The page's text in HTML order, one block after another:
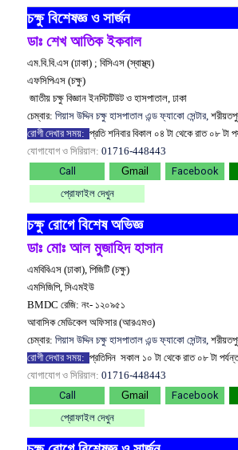
চক্ষু বিশেষজ্ঞ ও সার্জন
ডাঃ শেখ আতিক ইকবাল
এম.বি.বি.এস (ঢাকা) ; বিসিএস (স্বাস্থ্য)
এফসিপিএস (চক্ষু)
জাতীয় চক্ষু বিজ্ঞান ইনস্টিটিউট ও হাসপাতাল, ঢাকা
চেম্বার: গিয়াস উদ্দিন চক্ষু হাসপাতাল এন্ড ফ্যাকো সেন্টার,
রোগী দেখার সময়: প্রতি শনিবার বিকাল ০৪ টা থেকে রাত ০৮ টা
যোগাযোগ ও সিরিয়াল: 01716-448443
Call Gmail Facebook
প্রোফাইল দেখুন
চক্ষু রোগে বিশেষ অভিজ্ঞ
ডাঃ মোঃ আল মুজাহিদ হাসান
এমবিবিএস (ঢাকা), পিজিটি (চক্ষু)
এমসিজিপি, সিএমইউ
BMDC রেজি: নং- ১২০৯৫১
আবাসিক মেডিকেল অফিসার (আরএমও)
চেম্বার: গিয়াস উদ্দিন চক্ষু হাসপাতাল এন্ড ফ্যাকো সেন্টার,
রোগী দেখার সময়: প্রতিদিন সকাল ১০ টা থেকে রাত ০৮ টা
যোগাযোগ ও সিরিয়াল: 01716-448443
Call Gmail Facebook
প্রোফাইল দেখুন